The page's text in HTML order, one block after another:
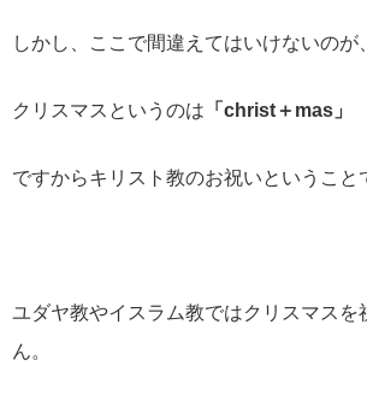
しかし、ここで間違えてはいけないのが、
クリスマスというのは 「 christ ＋ mas 」
ですからキリスト教のお祝いということ
ユダヤ教やイスラム教ではクリスマスを
ん。